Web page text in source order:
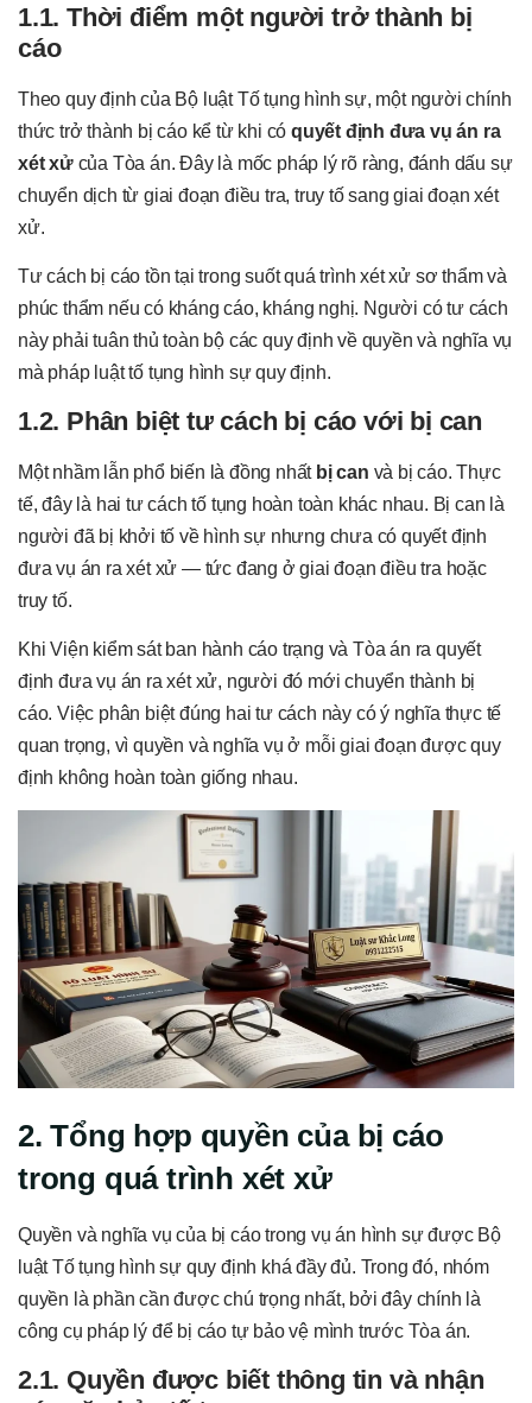
1.1. Thời điểm một người trở thành bị
cáo
Theo quy định của Bộ luật Tố tụng hình sự, một người chính
thức trở thành bị cáo kể từ khi cóquyết định đưa vụ án ra
xét xửcủa Tòa án. Đây là mốc pháp lý rõ ràng, đánh dấu sự
chuyển dịch từ giai đoạn điều tra, truy tố sang giai đoạn xét
xử.
Tư cách bị cáo tồn tại trong suốt quá trình xét xử sơ thẩm và
phúc thẩm nếu có kháng cáo, kháng nghị. Người có tư cách
này phải tuân thủ toàn bộ các quy định về quyền và nghĩa vụ
mà pháp luật tố tụng hình sự quy định.
1.2. Phân biệt tư cách bị cáo với bị can
Một nhầm lẫn phổ biến là đồng nhất bị can và bị cáo. Thực
tế, đây là hai tư cách tố tụng hoàn toàn khác nhau. Bị can là
người đã bị khởi tố về hình sự nhưng chưa có quyết định
đưa vụ án ra xét xử — tức đang ở giai đoạn điều tra hoặc
truy tố.
Khi Viện kiểm sát ban hành cáo trạng và Tòa án ra quyết
định đưa vụ án ra xét xử, người đó mới chuyển thành bị
cáo. Việc phân biệt đúng hai tư cách này có ý nghĩa thực tế
quan trọng, vì quyền và nghĩa vụ ở mỗi giai đoạn được quy
định không hoàn toàn giống nhau.
2. Tổng hợp quyền của bị cáo
trong quá trình xét xử
Quyền và nghĩa vụ của bị cáo trong vụ án hình sự được Bộ
luật Tố tụng hình sự quy định khá đầy đủ. Trong đó, nhóm
quyền là phần cần được chú trọng nhất, bởi đây chính là
công cụ pháp lý để bị cáo tự bảo vệ mình trước Tòa án.
2.1. Quyền được biết thông tin và nhận